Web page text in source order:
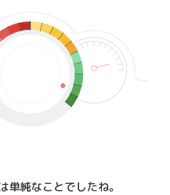
純なことでしたね。